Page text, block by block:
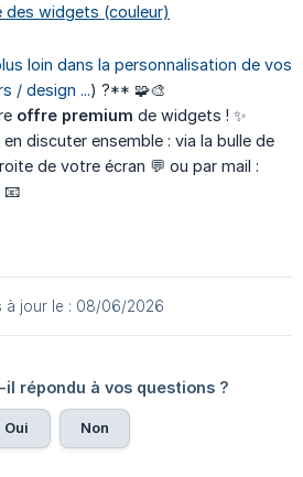
widgets (couleur)
loin dans la personnalisation de vos
/ design ...) ?** 🧩🎨
offre premium de widgets ! ✨
discuter ensemble : via la bulle de
de votre écran 💬 ou par mail :
📧
à jour le : 08/06/2026
répondu à vos questions ?
Oui Non